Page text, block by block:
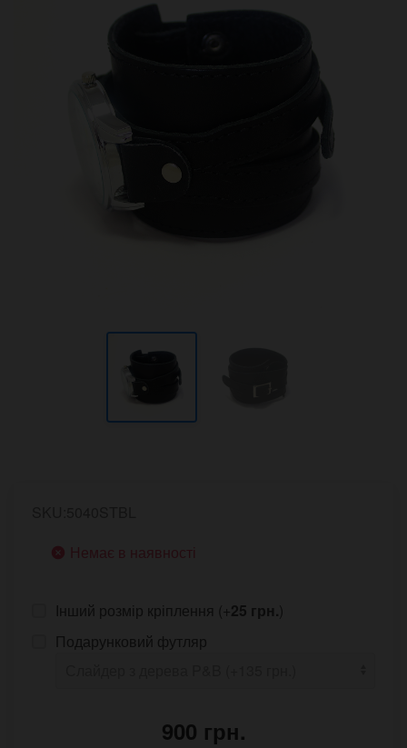
Немає в наявності
Інший розмір кріплення (+25 грн.)
Подарунковий футляр
900 грн.